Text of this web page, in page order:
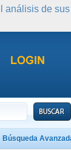
Búsqueda
análisis de